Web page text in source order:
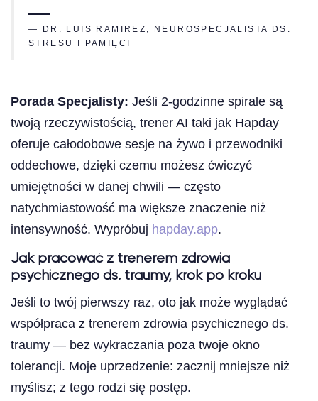
— DR. LUIS RAMIREZ, NEUROSPECJALISTA DS.
STRESU I PAMIĘCI
Porada Specjalisty: Jeśli 2-godzinne spirale są
twoją rzeczywistością, trener AI taki jak Hapday
oferuje całodobowe sesje na żywo i przewodniki
oddechowe, dzięki czemu możesz ćwiczyć
umiejętności w danej chwili — często
natychmiastowość ma większe znaczenie niż
intensywność. Wypróbuj hapday.app.
Jak pracować z trenerem zdrowia
psychicznego ds. traumy, krok po kroku
Jeśli to twój pierwszy raz, oto jak może wyglądać
współpraca z trenerem zdrowia psychicznego ds.
traumy — bez wykraczania poza twoje okno
tolerancji. Moje uprzedzenie: zacznij mniejsze niż
myślisz; z tego rodzi się postęp.